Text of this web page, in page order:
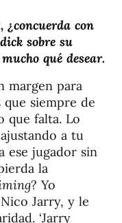
con
sobre su
qué desear.
margen para
siempre de
que falta. Lo
a tu
ese jugador sin
la
? Yo
Jarry, y le
‘Jarry